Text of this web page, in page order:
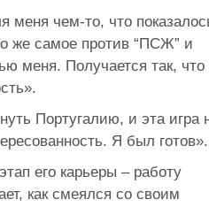
чем-то, что
же самое против “ПСЖ” и
меня. Получается так, что
Португалию, и эта игра
Я был готов».
его карьеры – работу
как смеялся со своим